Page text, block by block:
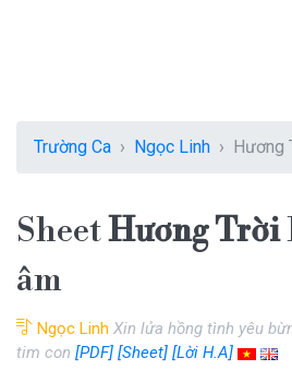
Trường Ca Ngọc Linh Hương
SheetHương Trời
âm
Ngọc Linh Xin lửa hồng tình yêu
tim con [PDF] [Sheet] [Lời H.A]